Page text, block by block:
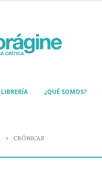
LIBRERÍA ¿QUÉ SOMOS?
CRÓNICAS